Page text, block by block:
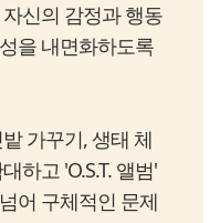
신의 감정과 행동
을 내면화하도록
가꾸기, 생태 체
하고 'O.S.T. 앨범'
어 구체적인 문제